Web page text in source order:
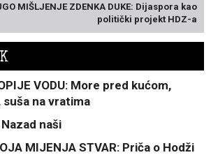
MIŠLJENJE ZDENKA DUKE: Dijaspora kao
politički projekt HDZ-a
VODU: More pred kućom,
na vratima
Nazad naši
MIJENJA STVAR: Priča o Hodži